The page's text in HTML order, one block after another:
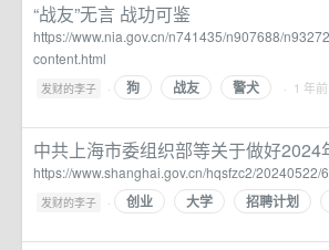
“战友”无言 战功可鉴
https://www.nia.gov.cn/n741435/n907688/
content.html
发财的李子 · 狗 战友 警犬 · 1 年前
中共上海市委组织部等关于做好
https://www.shanghai.gov.cn/hqsfzc2/
发财的李子 · 创业 大学 招聘计划